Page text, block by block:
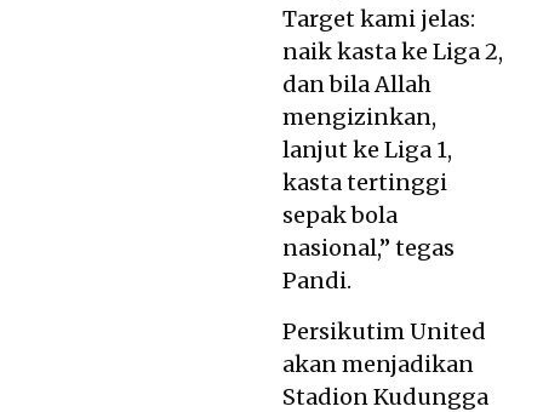
Target kami jelas:
naik kasta ke Liga 2,
dan bila Allah
mengizinkan,
lanjut ke Liga 1,
kasta tertinggi
sepak bola
nasional,” tegas
Pandi.
Persikutim United
akan menjadikan
Stadion Kudungga